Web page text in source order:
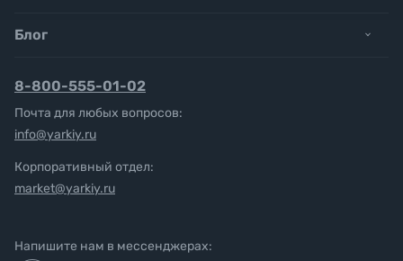
Блог
8-800-555-01-02
Почта для любых вопросов:
info@yarkiy.ru
Корпоративный отдел:
market@yarkiy.ru
Напишите нам в мессенджерах: